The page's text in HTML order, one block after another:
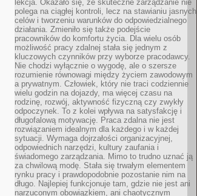
lekcja. Okazało się, że skuteczne zarządzanie nie
polega na ciągłej kontroli, lecz na stawianiu jasnych
celów i tworzeniu warunków do odpowiedzialnego
działania. Zmieniło się także podejście
pracowników do komfortu życia. Dla wielu osób
możliwość pracy zdalnej stała się jednym z
kluczowych czynników przy wyborze pracodawcy.
Nie chodzi wyłącznie o wygodę, ale o szersze
rozumienie równowagi między życiem zawodowym
a prywatnym. Człowiek, który nie traci codziennie
wielu godzin na dojazdy, ma więcej czasu na
rodzinę, rozwój, aktywność fizyczną czy zwykły
odpoczynek. To z kolei wpływa na satysfakcję i
długofalową motywację. Praca zdalna nie jest
rozwiązaniem idealnym dla każdego i w każdej
sytuacji. Wymaga dojrzałości organizacyjnej,
odpowiednich narzędzi, kultury zaufania i
świadomego zarządzania. Mimo to trudno uznać ją
za chwilową modę. Stała się trwałym elementem
rynku pracy i prawdopodobnie pozostanie nim na
długo. Najlepiej funkcjonuje tam, gdzie nie jest ani
narzuconym obowiązkiem, ani chaotycznym